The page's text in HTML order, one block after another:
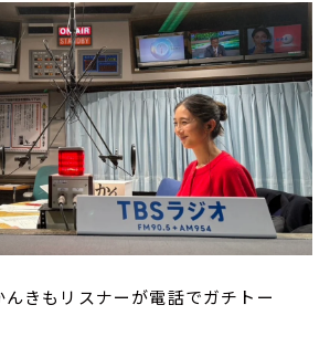
きもリスナーが電話でガチトー